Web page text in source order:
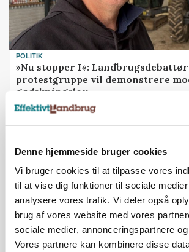
Denne hjemmeside bruger cookies
Vi bruger cookies til at tilpasse vores
til at vise dig funktioner til sociale
analysere vores trafik. Vi deler også
brug af vores website med vores
sociale medier, annonceringspartnere
Vores partnere kan kombinere disse
POLITIK
»Nu stopper I«:
protestgruppe vil demonstrere
gødskningslov